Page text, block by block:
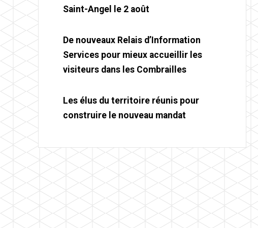
Saint-Angel le 2 août
De nouveaux Relais d’Information
Services pour mieux accueillir les
visiteurs dans les Combrailles
Les élus du territoire réunis pour
construire le nouveau mandat